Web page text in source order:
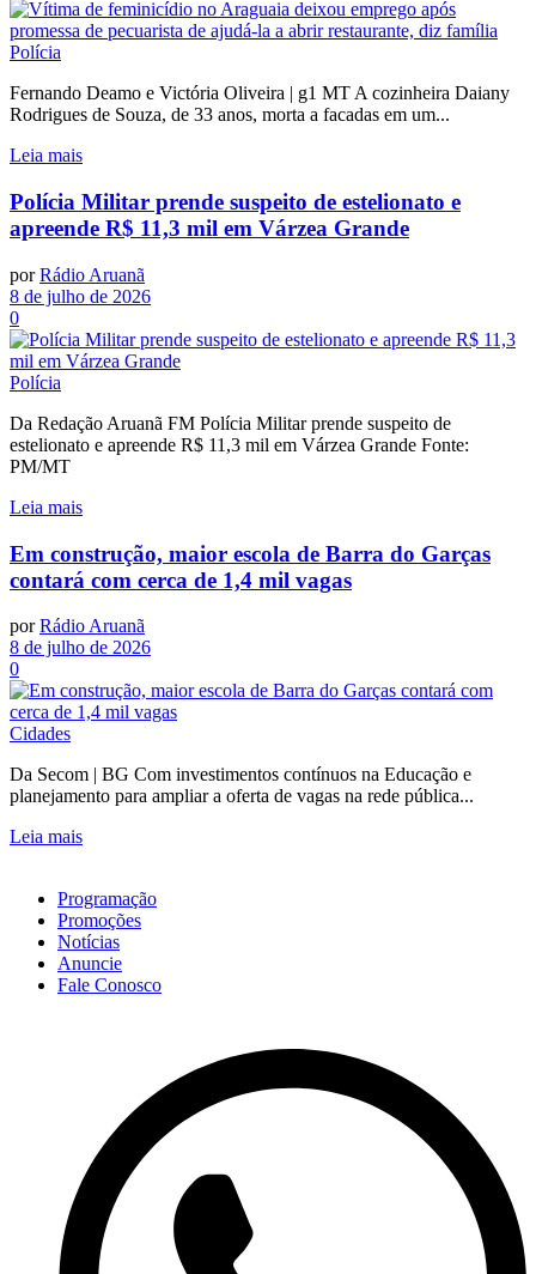
Polícia
Fernando Deamo e Victória Oliveira | g1 MT A cozinheira Daiany
Rodrigues de Souza, de 33 anos, morta a facadas em um...
Leia mais
Polícia Militar prende suspeito de estelionato e
apreende R$ 11,3 mil em Várzea Grande
por Rádio Aruanã
8 de julho de 2026
0
Polícia
Da Redação Aruanã FM Polícia Militar prende suspeito de
estelionato e apreende R$ 11,3 mil em Várzea Grande Fonte:
PM/MT
Leia mais
Em construção, maior escola de Barra do Garças
contará com cerca de 1,4 mil vagas
por Rádio Aruanã
8 de julho de 2026
0
Cidades
Da Secom | BG Com investimentos contínuos na Educação e
planejamento para ampliar a oferta de vagas na rede pública...
Leia mais
Programação
Promoções
Notícias
Anuncie
Fale Conosco